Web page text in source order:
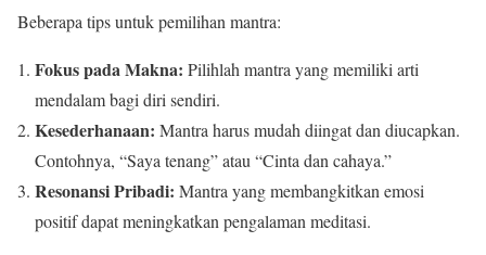
Beberapa tips untuk pemilihan mantra:
Fokus pada Makna: Pilihlah mantra yang memiliki arti
mendalam bagi diri sendiri.
Kesederhanaan: Mantra harus mudah diingat dan diucapkan.
Contohnya, “Saya tenang” atau “Cinta dan cahaya.”
Resonansi Pribadi: Mantra yang membangkitkan emosi
positif dapat meningkatkan pengalaman meditasi.